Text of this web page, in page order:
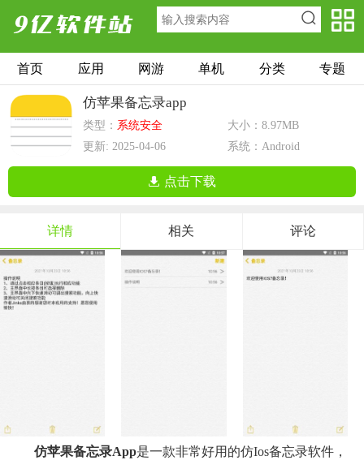
首页 应用 网游 单机 分类 专题
仿苹果备忘录app
类型： 系统安全
大小：8.97MB
更新: 2025-04-06
系统：Android
点击下载
详情 相关 评论
仿苹果备忘录app是一款非常好用的仿ios备忘录软件，